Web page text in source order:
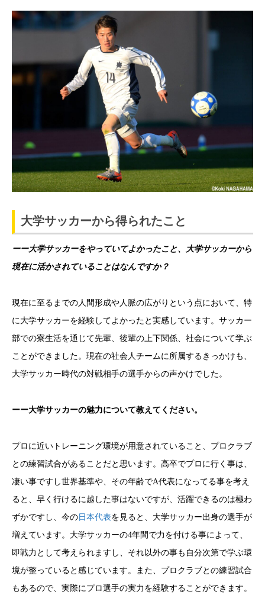
大学サッカーから得られたこと
ーー大学サッカーをやっていてよかったこと、大学サッカーから
現在に活かされていることはなんですか？
現在に至るまでの人間形成や人脈の広がりという点において、特
に大学サッカーを経験してよかったと実感しています。 サッカー
部での寮生活を通じて先輩、後輩の上下関係、社会について学ぶ
ことができました。 現在の社会人チームに所属するきっかけも、
大学サッカー時代の対戦相手の選手からの声かけでした。
ーー大学サッカーの魅力について教えてください。
プロに近いトレーニング環境が用意されていること、プロクラブ
との練習試合があることだと思います。 高卒でプロに行く事は、
凄い事ですし世界基準や、その年齢でA代表になってる事を考え
ると、早く行けるに越した事はないですが、活躍できるのは極わ
ずかですし、今の日本代表を見ると、大学サッカー出身の選手が
増えています。大学サッカーの4年間で力を付ける事によって、
即戦力として考えられますし、それ以外の事も自分次第で学ぶ環
境が整っていると感じています。また、プロクラブとの練習試合
もあるので、実際にプロ選手の実力を経験することができます。